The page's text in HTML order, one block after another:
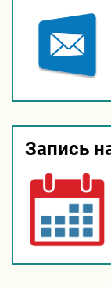
Запись